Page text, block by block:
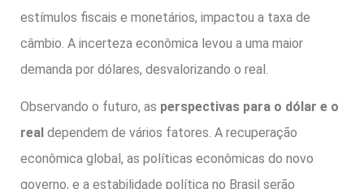
estímulos fiscais e monetários, impactou a taxa de
câmbio. A incerteza econômica levou a uma maior
demanda por dólares, desvalorizando o real.
Observando o futuro, as perspectivas para o dólar e o
real dependem de vários fatores. A recuperação
econômica global, as políticas econômicas do novo
governo, e a estabilidade política no Brasil serão